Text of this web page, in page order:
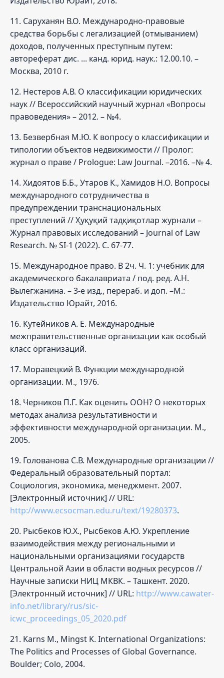
11. Саруханян В.О. Международно-правовые
средства борьбы с легализацией (отмыванием)
доходов, полученных преступным путем:
автореферат дис. ... канд. юрид. наук.: 12.00.10. –
Москва, 2010 г.
12. Нестеров А.В. О классификации юридических
наук // Всероссийский научный журнал «Вопросы
правоведения» – 2012. – №4.
13. Безвербная М.Ю. К вопросу о классификации и
типологии объектов недвижимости // Пролог:
журнал о праве / Prologue: Law Journal. –2016. –№ 4.
14. Хидоятов Б.Б., Утаров К., Хамидов Н.О. Вопросы
международного сотрудничества в
предупреждении транснациональных
преступлений // Ҳуқуқий тадқиқотлар журнали –
Журнал правовых исследований – Journal of Law
Research. № SI-1 (2022). С. 67-77.
15. Международное право. В 2ч. Ч. 1: учебник для
академического бакалавриата / под. ред. А.Н.
Вылегжанина. – 3-е изд., перераб. и доп. –М.:
Издательство Юрайт, 2016.
16. Кутейников А. Е. Международные
межправительственные организации как особый
класс организаций.
17. Моравецкий В. Функции международной
организации. М., 1976.
18. Черников П.Г. Как оценить ООН? О некоторых
методах анализа результативности и
эффективности международной организации. М.,
2005.
19. Голованова С.В. Международные организации //
Федеральный образовательный портал:
Социология, экономика, менеджмент. 2007.
[Электронный источник] // URL:
http://www.ecsocman.edu.ru/text/19280373.
20. Рысбеков Ю.Х., Рысбеков А.Ю. Укрепление
взаимодействия между региональными и
национальными организациями государств
Центральной Азии в области водных ресурсов //
Научные записки НИЦ МКВК. – Ташкент. 2020.
[Электронный источник] // URL: http://www.cawater-
info.net/library/rus/sic-
icwc_proceedings_05_2020.pdf
21. Karns M., Mingst K. International Organizations:
The Politics and Processes of Global Governance.
Boulder; Colo, 2004.